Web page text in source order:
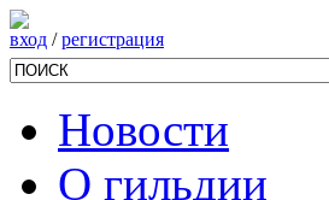
вход /регистрация
Новости
О гильдии